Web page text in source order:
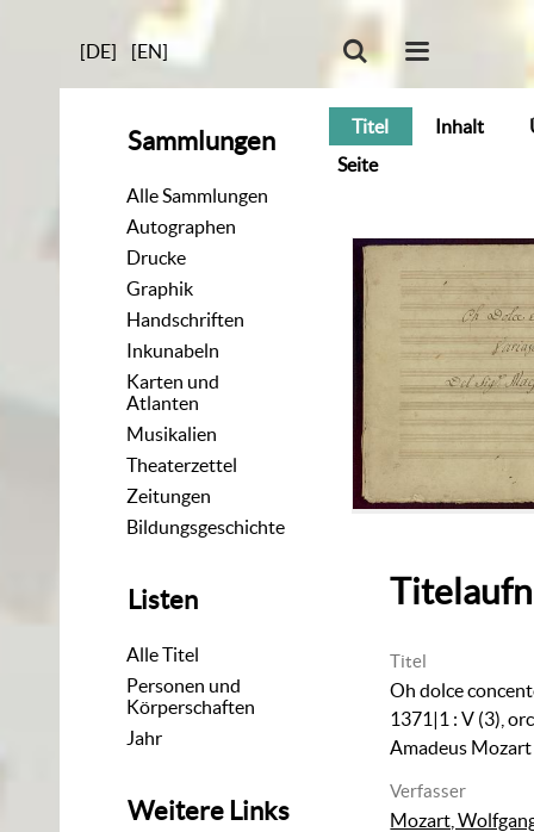
[DE] [EN]
Sammlungen
Alle Sammlungen
Autographen
Drucke
Graphik
Handschriften
Inkunabeln
Karten und
Atlanten
Musikalien
Theaterzettel
Zeitungen
Bildungsgeschichte
Listen
Alle Titel
Personen und
Körperschaften
Jahr
Weitere Links
Titel Inhalt
Seite
Titel
Oh dolce
1371|1 :V (3),
Amadeus Mozart
Verfasser
Mozart,